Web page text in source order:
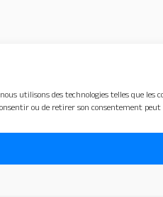
utilisons des technologies telles que
ou de retirer son consentement